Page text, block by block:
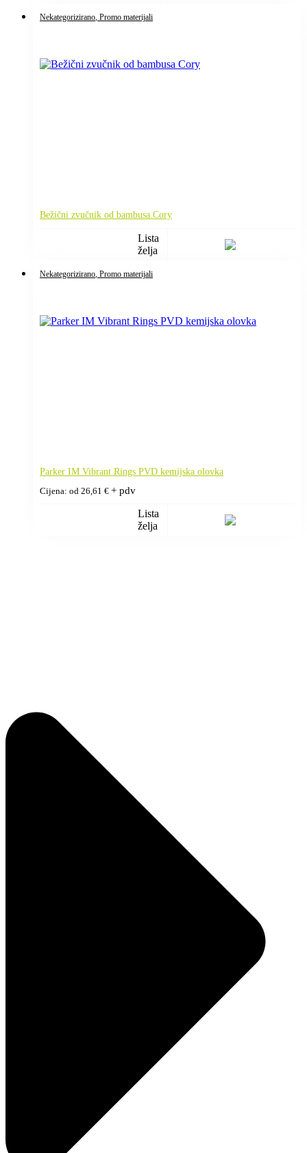
Nekategorizirano , Promo materijali
Bežični zvučnik od bambusa Cory
Lista
želja
Nekategorizirano , Promo materijali
Parker IM Vibrant Rings PVD kemijska olovka
Cijena: od 26,61 € + pdv
Lista
želja